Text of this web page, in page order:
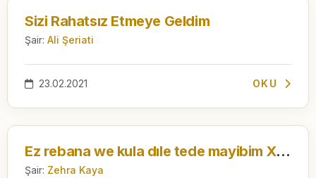
Sizi Rahatsız Etmeye Geldim
Şair: Ali Şeriati
23.02.2021 OKU
Ez rebana we kula dıle tede mayibim Xuda deste tew Zeyno jar kutkır inşallah wıne dınyaya di gıhın hev.
Şair: Zehra Kaya